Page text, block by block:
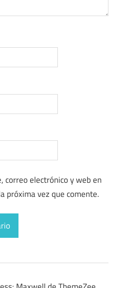
correo electrónico y web en
próxima vez que comente.